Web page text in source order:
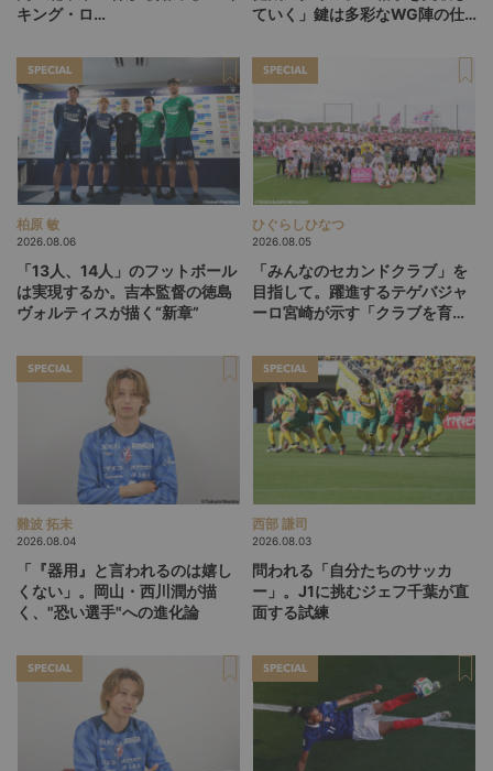
キング・ロ
探す旅
ていく」鍵は多彩なWG陣の仕
SPECIAL
柏原 敏
2026.08.06
「13人、14人」のフットボール
は実現するか。吉本監督の徳島
ヴォルティスが描く“新章”
SPECIAL
ひぐらしひなつ
2026.08.05
「みんなのセカンドクラブ」を
目指して。躍進するテゲバジャ
ーロ宮崎が示す「クラブを育て
SPECIAL
難波 拓未
2026.08.04
「『器用』と言われるのは嬉し
くない」。岡山・西川潤が描
く、"恐い選手"への進化論
SPECIAL
西部 謙司
2026.08.03
問われる「自分たちのサッカ
ー」。J1に挑むジェフ千葉が直
面する試練
SPECIAL SPECIAL